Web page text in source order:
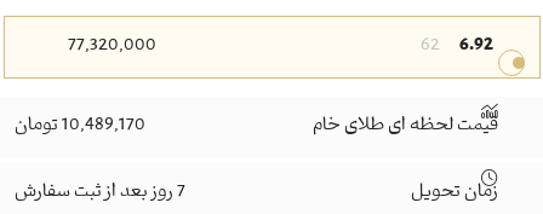
6.92
62
77,320,000
قیمت لحظه ای طلای خام 10,489,170 تومان
زمان تحویل 7 روز بعد از ثبت سفارش